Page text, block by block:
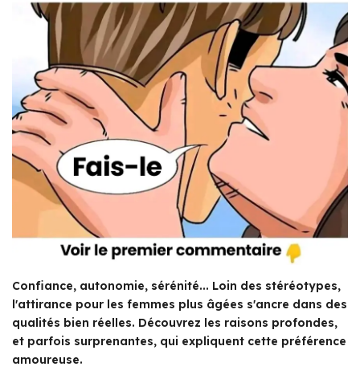
Confiance, autonomie, sérénité... Loin des stéréotypes,
l'attirance pour les femmes plus âgées s'ancre dans des
qualités bien réelles. Découvrez les raisons profondes,
et parfois surprenantes, qui expliquent cette préférence
amoureuse.